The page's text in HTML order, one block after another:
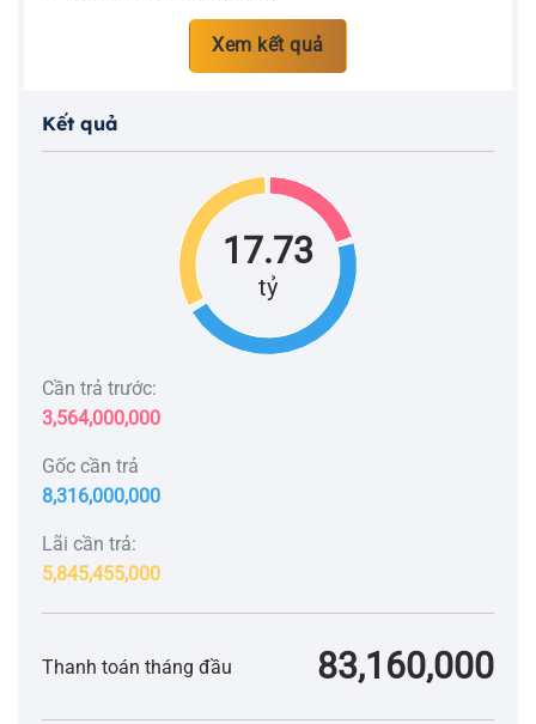
Xem kết quả
Kết quả
17.73
tỷ
Cần trả trước:
3,564,000,000
Gốc cần trả
8,316,000,000
Lãi cần trả:
5,845,455,000
Thanh toán tháng đầu 83,160,000